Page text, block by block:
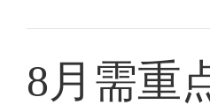
8月需重